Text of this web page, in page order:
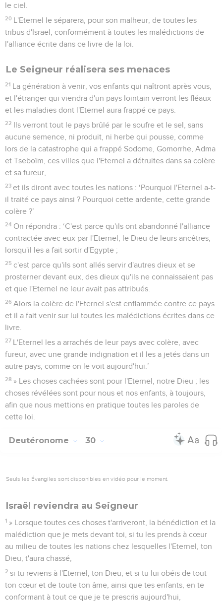
le ciel.
20 L'Eternel le séparera, pour son malheur, de toutes les
tribus d'Israël, conformément à toutes les malédictions de
l'alliance écrite dans ce livre de la loi.
Le Seigneur réalisera ses menaces
21 La génération à venir, vos enfants qui naîtront après vous,
et l'étranger qui viendra d'un pays lointain verront les fléaux
et les maladies dont l'Eternel aura frappé ce pays.
22 Ils verront tout le pays brûlé par le soufre et le sel, sans
aucune semence, ni produit, ni herbe qui pousse, comme
lors de la catastrophe qui a frappé Sodome, Gomorrhe, Adma
et Tseboïm, ces villes que l'Eternel a détruites dans sa colère
et sa fureur,
23 et ils diront avec toutes les nations : ‘Pourquoi l'Eternel a-t-
il traité ce pays ainsi ? Pourquoi cette ardente, cette grande
colère ?’
24 On répondra : ‘C'est parce qu'ils ont abandonné l'alliance
contractée avec eux par l'Eternel, le Dieu de leurs ancêtres,
lorsqu'il les a fait sortir d'Egypte ;
25 c'est parce qu'ils sont allés servir d'autres dieux et se
prosterner devant eux, des dieux qu'ils ne connaissaient pas
et que l'Eternel ne leur avait pas attribués.
26 Alors la colère de l'Eternel s'est enflammée contre ce pays
et il a fait venir sur lui toutes les malédictions écrites dans ce
livre.
27 L'Eternel les a arrachés de leur pays avec colère, avec
fureur, avec une grande indignation et il les a jetés dans un
autre pays, comme on le voit aujourd'hui.’
28 » Les choses cachées sont pour l'Eternel, notre Dieu ; les
choses révélées sont pour nous et nos enfants, à toujours,
afin que nous mettions en pratique toutes les paroles de
cette loi.
Deutéronome 30
Seuls les Évangiles sont disponibles en vidéo pour le moment.
Israël reviendra au Seigneur
1 » Lorsque toutes ces choses t'arriveront, la bénédiction et la
malédiction que je mets devant toi, si tu les prends à cœur
au milieu de toutes les nations chez lesquelles l'Eternel, ton
Dieu, t'aura chassé,
2 si tu reviens à l'Eternel, ton Dieu, et si tu lui obéis de tout
ton cœur et de toute ton âme, ainsi que tes enfants, en te
conformant à tout ce que je te prescris aujourd'hui,